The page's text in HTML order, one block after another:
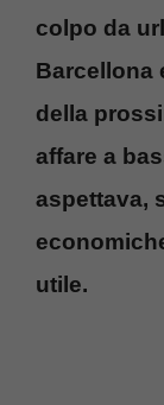
colpo da
Barcellona
della
affare a
aspettava,
utile.